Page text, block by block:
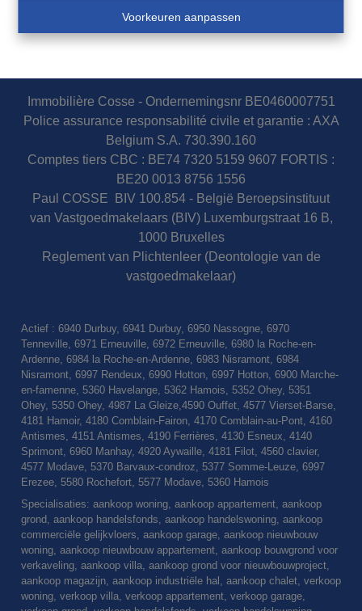
Voorkeuren aanpassen
Immobilière Cosse - Ondernemingsnr BE0460007751
Police assurance responsabilité civile et garantie : AXA
Belgium S.A. 730.390.160
Comptes tiers CBC : BE74 7320 5159 9607 FORTIS :
BE20 0013 8756 1556
Paul COSSE BIV 100.854 - België Beroepsinstituut
van Vastgoedmakelaars (BIV) Luxemburgstraat 16 B,
1000 Bruxelles
Reglement van Plichtenleer (Deontologie van de
vastgoedmakelaar)
Actief : 6940 Durbuy, 6941 Durbuy, 6950 Nassogne, 6970
Tenneville, 6971 Erneuville, 6972 Erneuville, 6980 la Roche-en-
Ardenne, 6984 la Roche-en-Ardenne, 6983 Nisramont, 6984
Nisramont, 6997 Rendeux, 6990 Hotton, 6997 Hotton, 6900 Marche-
en-famenne, 5360 Havelange, 5362 Hamois, 5352 Ohey, 5351
Ohey, 5350 Ohey, 4987 La Gleize,4590 Ouffet, 4577 Vierset-Barse,
4181 Hamoir, 4180 Comblain-Fairon, 4170 Comblain-au-Pont, 4160
Antismes, 4151 Antismes, 4190 Ferrières, 4130 Esneux, 4140
Sprimont, 6960 Manhay, 4920 Aywaille, 4181 Filot, 4560 clavier,
4577 Modave, 5370 Barvaux-condroz, 5377 Somme-Leuze, 6997
Erezee, 5580 Rochefort, 5577 Modave, 5360 Hamois
Specialisaties: aankoop woning, aankoop appartement, aankoop
grond, aankoop handelsfonds, aankoop handelswoning, aankoop
commerciële gelijkvloers, aankoop garage, aankoop nieuwbouw
woning, aankoop nieuwbouw appartement, aankoop bouwgrond voor
verkaveling, aankoop villa, aankoop grond voor nieuwbouwproject,
aankoop magazijn, aankoop industriële hal, aankoop chalet, verkoop
woning, verkoop villa, verkoop appartement, verkoop garage,